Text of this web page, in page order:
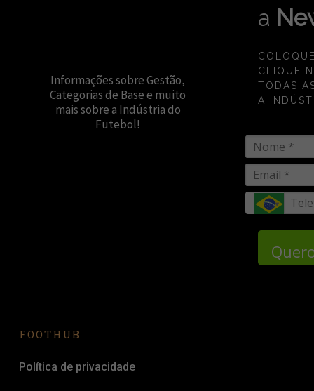
Informações sobre Gestão,
Categorias de Base e muito
mais sobre a Indústria do
Futebol!
a
CLIQUE
TODAS
A
FOOTHUB
Política de privacidade